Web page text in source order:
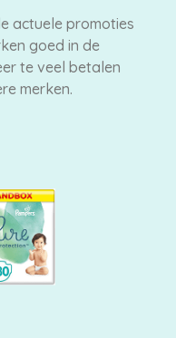
actuele promoties
goed in de
te veel betalen
merken.